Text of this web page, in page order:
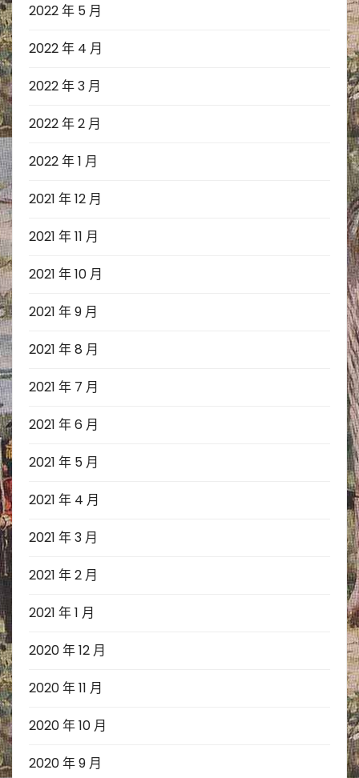
2022 年 5 月
2022 年 4 月
2022 年 3 月
2022 年 2 月
2022 年 1 月
2021 年 12 月
2021 年 11 月
2021 年 10 月
2021 年 9 月
2021 年 8 月
2021 年 7 月
2021 年 6 月
2021 年 5 月
2021 年 4 月
2021 年 3 月
2021 年 2 月
2021 年 1 月
2020 年 12 月
2020 年 11 月
2020 年 10 月
2020 年 9 月